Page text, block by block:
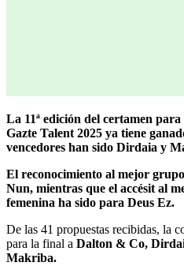
La 11ª edición del certamen
Gazte Talent 2025 ya tiene
vencedores han sido Dirdaia y
El reconocimiento al mejor
Nun, mientras que el accésit al
femenina ha sido para Deus Ez.
De las 41 propuestas recibidas, la
para la final a Dalton & Co,
Makriba.